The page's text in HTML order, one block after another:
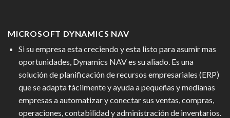
MICROSOFT DYNAMICS NAV
Si su empresa esta creciendo y esta listo para asumir mas
oportunidades, Dynamics NAV es su aliado. Es una
solución de planificación de recursos empresariales (ERP)
que se adapta fácilmente y ayuda a pequeñas y medianas
empresas a automatizar y conectar sus ventas, compras,
operaciones, contabilidad y administración de inventarios.